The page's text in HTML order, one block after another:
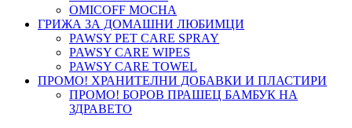
OMICOFF MOCHA
ГРИЖА ЗА ДОМАШНИ ЛЮБИМЦИ
PAWSY PET CARE SPRAY
PAWSY CARE WIPES
PAWSY CARE TOWEL
ПРОМО! ХРАНИТЕЛНИ ДОБАВКИ И ПЛАСТИРИ
ПРОМО! БОРОВ ПРАШЕЦ БАМБУК НА
ЗДРАВЕТО